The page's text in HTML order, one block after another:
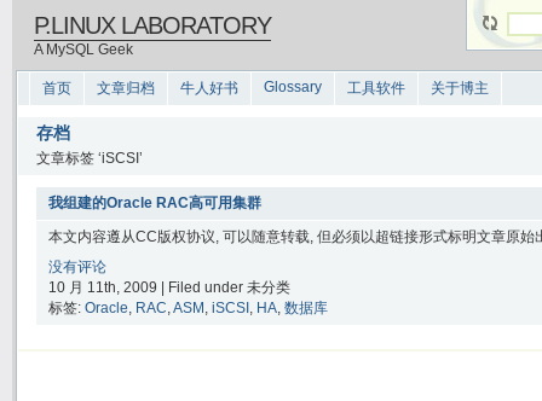
P.LINUX LABORATORY
A MySQL Geek
首页 文章归档 牛人好书 Glossary 工具软件 关于博主
存档
文章标签 ‘iSCSI’
我组建的Oracle RAC高可用集群
本文内容遵从CC版权协议, 可以随意转载, 但必须以超链接形式标明文章原
没有评论
10 月 11th, 2009 | Filed under 未分类
标签: Oracle, RAC,ASM , iSCSI , HA, 数据库